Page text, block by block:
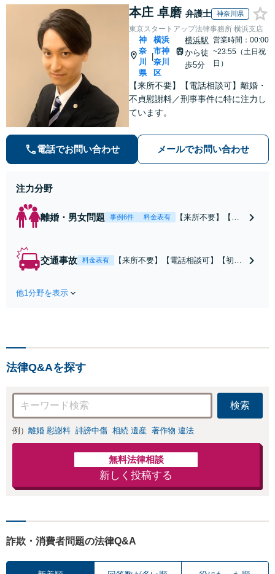
本庄 卓磨 弁護士 神奈川県
東京スタートアップ法律事務所 横浜支店
神
奈
川
県
横浜
市神
奈川
区
横浜駅
から徒
歩5分
営業時間：00:00
~23:55（土日祝
日）
【来所不要】【電話相談可】離婚・
不貞慰謝料／刑事事件に特に注力し
ています。
電話でお問い合わせ メールでお問い合わせ
注力分野
離婚・男女問題 事例6件 料金表有
【来所不要】【電
争点を整理し、見
交通事故 料金表有
【来所不要】【電話相談可】【初回
他1分野を表示
法律Q&Aを探す
検索
例） 離婚 慰謝料 誹謗中傷 相続 遺産 著作物 違法
無料法律相談
新しく投稿する
詐欺・消費者問題の法律Q&A